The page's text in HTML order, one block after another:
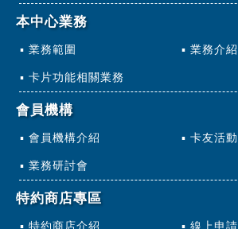
本中心業務
業務範圍 業務介紹
卡片功能相關業務
會員機構
會員機構介紹 卡友活動
業務研討會
特約商店專區
特約商店介紹 線上申請